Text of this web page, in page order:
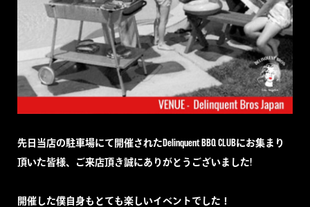
先日当店の駐車場にて開催されたDelinquent BBQ CLUBにお集まり
頂いた皆様、ご来店頂き誠にありがとうございました!
開催した僕自身もとても楽しいイベントでした！